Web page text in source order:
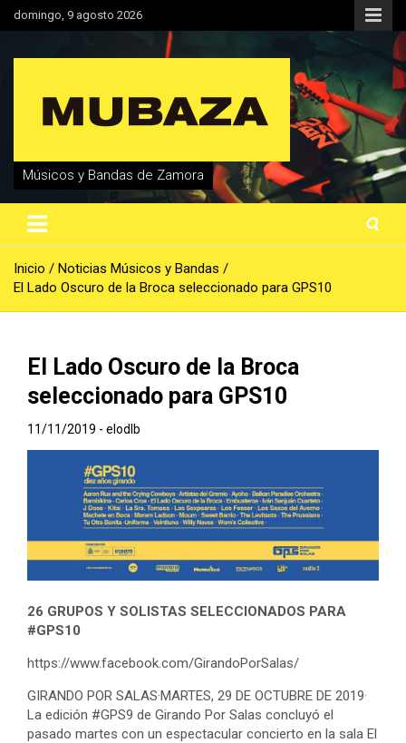
Saltar
al
domingo, 9 agosto 2026
Músicos y Bandas de Zamora
Inicio
Noticias Músicos y Bandas
El Lado Oscuro de la Broca seleccionado para GPS10
El Lado Oscuro de la Broca
seleccionado para GPS10
11/11/2019 elodlb
26 GRUPOS Y SOLISTAS SELECCIONADOS PARA
#GPS10
https://www.facebook.com/GirandoPorSalas/
GIRANDO POR SALAS·MARTES, 29 DE OCTUBRE DE 2019·
La edición #GPS9 de Girando Por Salas concluyó el
pasado martes con un espectacular concierto en la sala El